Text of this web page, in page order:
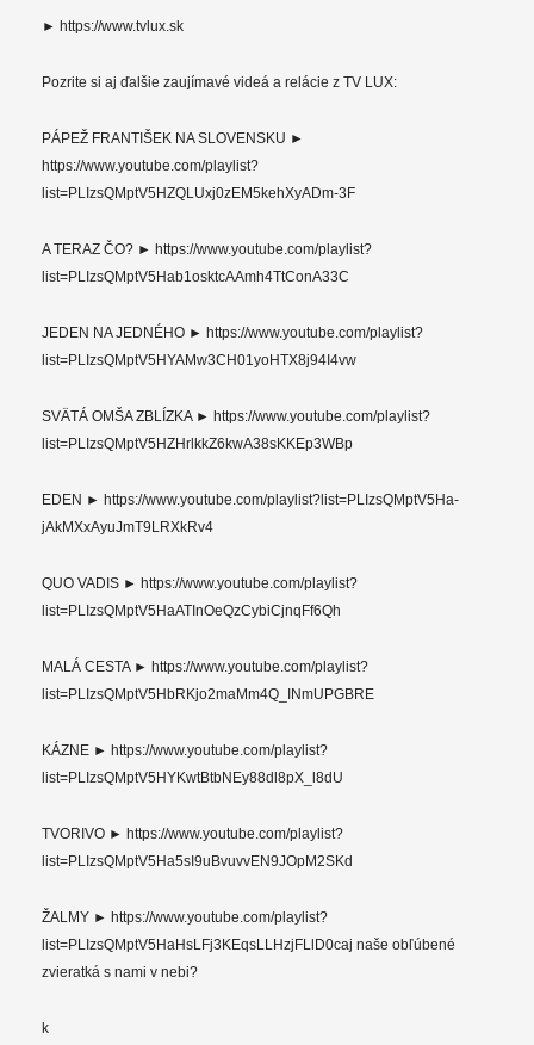
► https://www.tvlux.sk
Pozrite si aj ďalšie zaujímavé videá a relácie z TV LUX:
PÁPEŽ FRANTIŠEK NA SLOVENSKU ►
https://www.youtube.com/playlist?
list=PLIzsQMptV5HZQLUxj0zEM5kehXyADm-3F
A TERAZ ČO? ► https://www.youtube.com/playlist?
list=PLIzsQMptV5Hab1osktcAAmh4TtConA33C
JEDEN NA JEDNÉHO ► https://www.youtube.com/playlist?
list=PLIzsQMptV5HYAMw3CH01yoHTX8j94I4vw
SVÄTÁ OMŠA ZBLÍZKA ► https://www.youtube.com/playlist?
list=PLIzsQMptV5HZHrlkkZ6kwA38sKKEp3WBp
EDEN ► https://www.youtube.com/playlist?list=PLIzsQMptV5Ha-
jAkMXxAyuJmT9LRXkRv4
QUO VADIS ► https://www.youtube.com/playlist?
list=PLIzsQMptV5HaATInOeQzCybiCjnqFf6Qh
MALÁ CESTA ► https://www.youtube.com/playlist?
list=PLIzsQMptV5HbRKjo2maMm4Q_INmUPGBRE
KÁZNE ► https://www.youtube.com/playlist?
list=PLIzsQMptV5HYKwtBtbNEy88dl8pX_l8dU
TVORIVO ► https://www.youtube.com/playlist?
list=PLIzsQMptV5Ha5sI9uBvuvvEN9JOpM2SKd
ŽALMY ► https://www.youtube.com/playlist?
list=PLIzsQMptV5HaHsLFj3KEqsLLHzjFLlD0caj naše obľúbené
zvieratká s nami v nebi?
k